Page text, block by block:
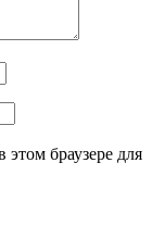
браузере для